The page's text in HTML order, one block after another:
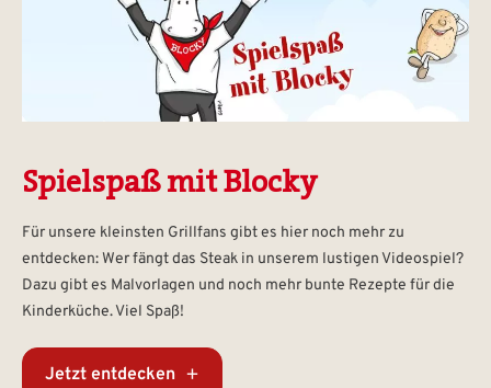
Spielspaß mit Blocky
Für unsere kleinsten Grillfans gibt es hier noch mehr zu
entdecken: Wer fängt das Steak in unserem lustigen Videospiel?
Dazu gibt es Malvorlagen und noch mehr bunte Rezepte für die
Kinderküche. Viel Spaß!
Jetzt entdecken